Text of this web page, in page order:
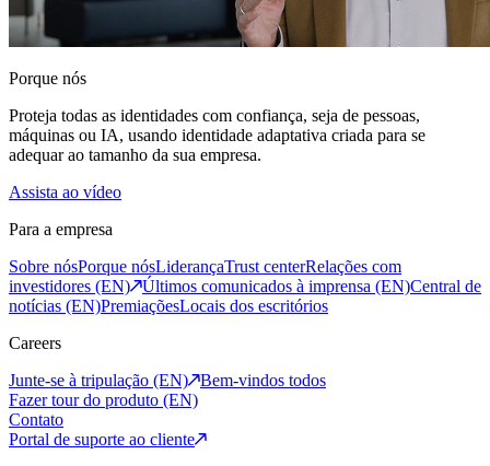
Porque nós
Proteja todas as identidades com confiança, seja de pessoas,
máquinas ou IA, usando identidade adaptativa criada para se
adequar ao tamanho da sua empresa.
Assista ao vídeo
Para a empresa
Sobre nósPorque nósLiderançaTrust centerRelações com
investidores (EN)
Últimos comunicados à imprensa (EN)Central de
notícias (EN)PremiaçõesLocais dos escritórios
Careers
Junte-se à tripulação (EN)
Bem-vindos todos
Fazer tour do produto (EN)
Contato
Portal de suporte ao cliente